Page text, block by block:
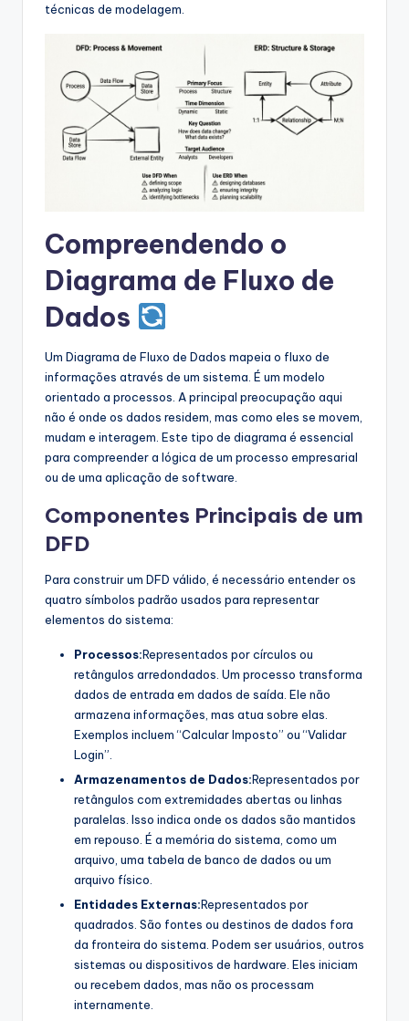
d
U
d
técnicas de modelagem.
Compreendendo o
Diagrama de Fluxo de
Dados
Um Diagrama de Fluxo de Dados mapeia o fluxo de
informações através de um sistema. É um modelo
orientado a processos. A principal preocupação aqui
não é onde os dados residem, mas como eles se movem,
mudam e interagem. Este tipo de diagrama é essencial
para compreender a lógica de um processo empresarial
ou de uma aplicação de software.
Componentes Principais de um
DFD
Para construir um DFD válido, é necessário entender os
quatro símbolos padrão usados para representar
elementos do sistema:
Processos:Representados por círculos ou
retângulos arredondados. Um processo transforma
dados de entrada em dados de saída. Ele não
armazena informações, mas atua sobre elas.
Exemplos incluem “Calcular Imposto” ou “Validar
Login”.
Armazenamentos de Dados:Representados por
retângulos com extremidades abertas ou linhas
paralelas. Isso indica onde os dados são mantidos
em repouso. É a memória do sistema, como um
arquivo, uma tabela de banco de dados ou um
arquivo físico.
Entidades Externas:Representados por
quadrados. São fontes ou destinos de dados fora
da fronteira do sistema. Podem ser usuários, outros
sistemas ou dispositivos de hardware. Eles iniciam
ou recebem dados, mas não os processam
internamente.